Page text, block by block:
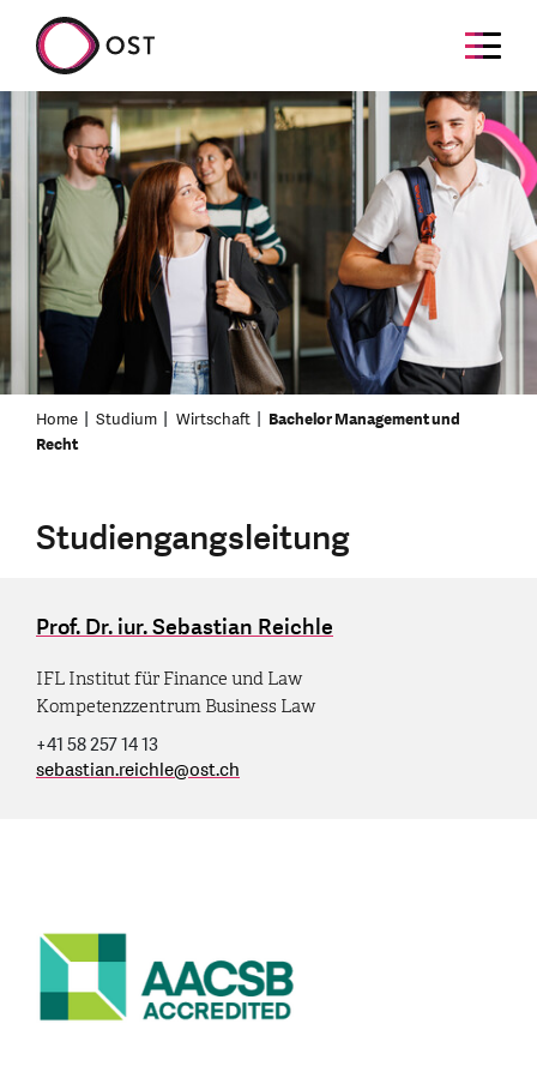
Home Studium Wirtschaft
Bachelor Management und
Recht
Studiengangsleitung
Prof. Dr. iur. Sebastian Reichle
IFL Institut für Finance und Law
Kompetenzzentrum Business Law
+41 58 257 14 13
sebastian.reichle@ost.ch